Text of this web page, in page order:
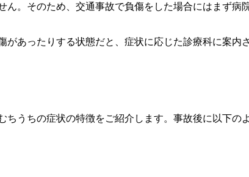
ん。そのため、交通事故で負傷をした場合にはまず
があったりする状態だと、症状に応じた診療科に案
ちうちの症状の特徴をご紹介します。事故後に以下の